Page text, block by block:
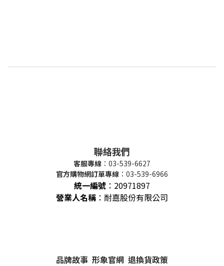
聯絡我們
客服專線 ：03-539-6627
官方購物網訂單專線 ：03-539-6966
統一編號 ： 20971897
營業人名稱 ：耐嘉股份有限公司
品牌故事 形象官網 退換貨政策